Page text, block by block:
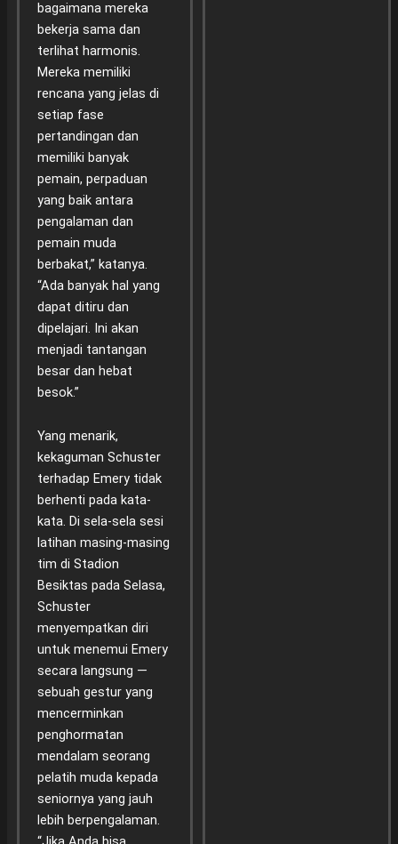
bagaimana mereka
bekerja sama dan
terlihat harmonis.
Mereka memiliki
rencana yang jelas di
setiap fase
pertandingan dan
memiliki banyak
pemain, perpaduan
yang baik antara
pengalaman dan
pemain muda
berbakat,” katanya.
“Ada banyak hal yang
dapat ditiru dan
dipelajari. Ini akan
menjadi tantangan
besar dan hebat
besok.”
Yang menarik,
kekaguman Schuster
terhadap Emery tidak
berhenti pada kata-
kata. Di sela-sela sesi
latihan masing-masing
tim di Stadion
Besiktas pada Selasa,
Schuster
menyempatkan diri
untuk menemui Emery
secara langsung —
sebuah gestur yang
mencerminkan
penghormatan
mendalam seorang
pelatih muda kepada
seniornya yang jauh
lebih berpengalaman.